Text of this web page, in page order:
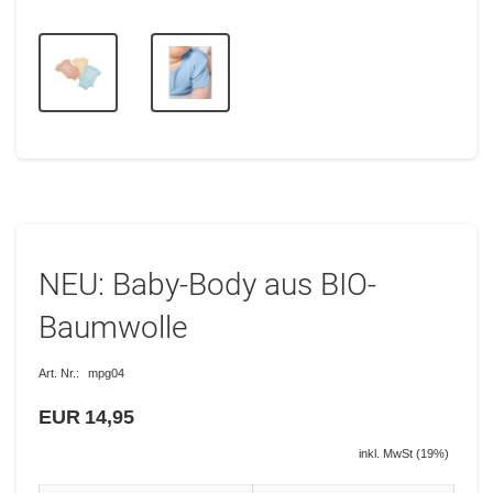
NEU: Baby-Body aus BIO-
Baumwolle
Art. Nr.: mpg04
EUR 14,95
inkl. MwSt (19%)